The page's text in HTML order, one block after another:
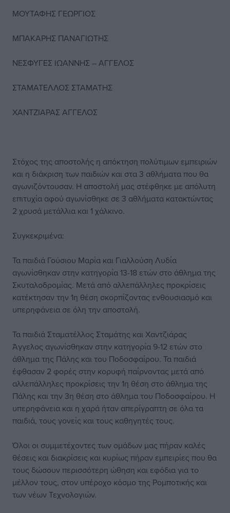
ΜΟΥΤΑΦΗΣ ΓΕΩΡΓΙΟΣ
ΜΠΑΚΑΡΗΣ ΠΑΝΑΓΙΩΤΗΣ
ΝΕΣΦΥΓΕΣ ΙΩΑΝΝΗΣ – ΑΓΓΕΛΟΣ
ΣΤΑΜΑΤΕΛΛΟΣ ΣΤΑΜΑΤΗΣ
ΧΑΝΤΖΙΑΡΑΣ ΑΓΓΕΛΟΣ
Στόχος της αποστολής η απόκτηση πολύτιμων εμπειριών
και η διάκριση των παιδιών και στα 3 αθλήματα που θα
αγωνιζόντουσαν. Η αποστολή μας στέφθηκε με απόλυτη
επιτυχία αφού αγωνίσθηκε σε 3 αθλήματα κατακτώντας
2 χρυσά μετάλλια και 1 χάλκινο.
Συγκεκριμένα:
Τα παιδιά Γούσιου Μαρία και Γιαλλούση Λυδία
αγωνίσθηκαν στην κατηγορία 13-18 ετών στο άθλημα της
Σκυταλοδρομίας. Μετά από αλλεπάλληλες προκρίσεις
κατέκτησαν την 1η θέση σκορπίζοντας ενθουσιασμό και
υπερηφάνεια σε όλη την αποστολή.
Τα παιδιά Σταματέλλος Σταμάτης και Χαντζιάρας
Άγγελος αγωνίσθηκαν στην κατηγορία 9-12 ετών στο
άθλημα της Πάλης και του Ποδοσφαίρου. Τα παιδιά
έφθασαν 2 φορές στην κορυφή παίρνοντας μετά από
αλλεπάλληλες προκρίσεις την 1η θέση στο άθλημα της
Πάλης και την 3η θέση στο άθλημα του Ποδοσφαίρου. Η
υπερηφάνεια και η χαρά ήταν απερίγραπτη σε όλα τα
παιδιά, τους γονείς και τους καθηγητές τους.
Όλοι οι συμμετέχοντες των ομάδων μας πήραν καλές
θέσεις και διακρίσεις και κυρίως πήραν εμπειρίες που θα
τους δώσουν περισσότερη ώθηση και εφόδια για το
μέλλον τους, στον υπέροχο κόσμο της Ρομποτικής και
των νέων Τεχνολογιών.